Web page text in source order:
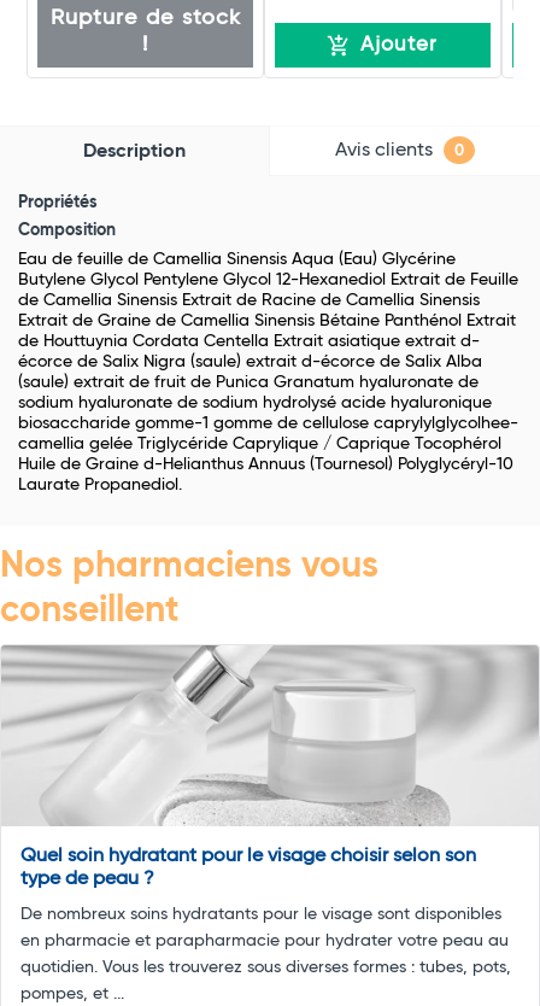
Rupture de stock
!
Ajouter
Description Avis clients 0
Propriétés
Composition
Eau de feuille de Camellia Sinensis Aqua (Eau) Glycérine
Butylene Glycol Pentylene Glycol 12-Hexanediol Extrait de Feuille
de Camellia Sinensis Extrait de Racine de Camellia Sinensis
Extrait de Graine de Camellia Sinensis Bétaine Panthénol Extrait
de Houttuynia Cordata Centella Extrait asiatique extrait d-
écorce de Salix Nigra (saule) extrait d-écorce de Salix Alba
(saule) extrait de fruit de Punica Granatum hyaluronate de
sodium hyaluronate de sodium hydrolysé acide hyaluronique
biosaccharide gomme-1 gomme de cellulose caprylylglycolhee-
camellia gelée Triglycéride Caprylique / Caprique Tocophérol
Huile de Graine d-Helianthus Annuus (Tournesol) Polyglycéryl-10
Laurate Propanediol.
Nos pharmaciens vous
conseillent
Quel soin hydratant pour le visage choisir selon son
type de peau ?
De nombreux soins hydratants pour le visage sont disponibles
en pharmacie et parapharmacie pour hydrater votre peau au
quotidien. Vous les trouverez sous diverses formes : tubes, pots,
pompes, et ...